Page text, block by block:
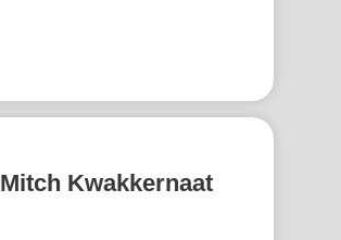
Mitch Kwakkernaat